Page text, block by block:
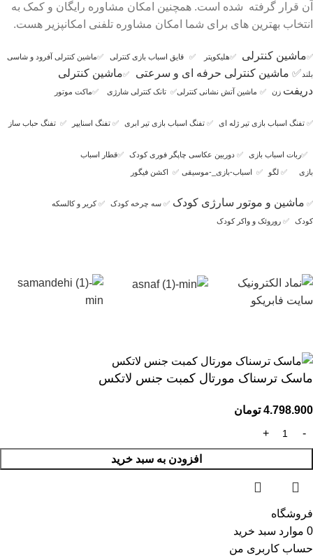
آن قرار گرفته شده است. همچنین امکان مشاوره رایگان و کمک به
انتخاب بهترین های برای شما امکان مشاوره تلفنی امکانپزیر هست.
✅ماشین کنترلی ✅هلیکوپتر ✅ قایق اسباب بازی کنترلی ✅ماشین کنترلی آفرود و شاسی
بلند ✅ ماشین کنترلی حرفه ای و سرعتی ✅ماشین کنترلی
دریفت زن ✅ ماشین آتش نشانی کنترلی✅ تانک کنترلی شارژی ✅ماکت موتور
✅ تفنگ اسباب بازی تیر ژله ای ✅ تفنگ اسباب بازی تیر ابری ✅ تفنگ اسنایپر ✅ تفنگ حباب ساز
✅ربات اسباب بازی ✅ دوربین عکاسی چاپگر فوری کودک ✅قطار اسباب
بازی ✅ لگو ✅ اسباب-بازی_-موسیقی ✅ اکشن فیگور
✅ ماشین و موتور سارژی کودک ✅ سه چرخه کودک ✅کریر و کالسکه
کودک ✅ روروئک و واکر کودک
ماسک ترسناک مورتال کمبت جنس لاتکس
4.798.900 تومان
افزودن به سبد خرید
فروشگاه
0 موارد سبد خرید
حساب کاربری من